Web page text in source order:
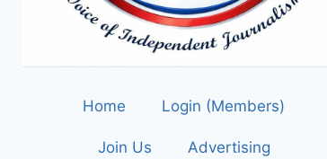
Home Login (Members)
Join Us Advertising